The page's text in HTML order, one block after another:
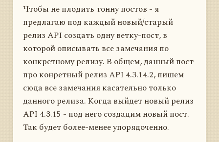
Чтобы не плодить тонну постов - я
предлагаю под каждый новый/старый
релиз API создать одну ветку-пост, в
которой описывать все замечания по
конкретному релизу. В общем, данный пост
про конретный релиз API 4.3.14.2, пишем
сюда все замечания касательно только
данного релиза. Когда выйдет новый релиз
API 4.3.15 - под него создадим новый пост.
Так будет более-менее упорядоченно.